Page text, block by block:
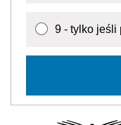
9 - tylko jeśli